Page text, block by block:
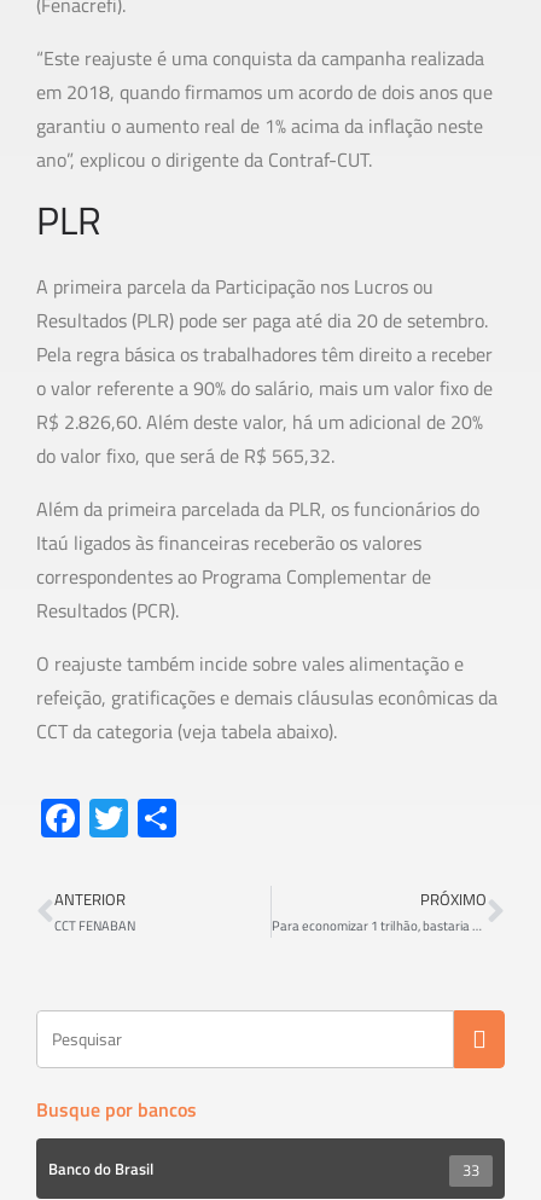
“Este reajuste é uma conquista da campanha realizada
em 2018, quando firmamos um acordo de dois anos que
garantiu o aumento real de 1% acima da inflação neste
ano”, explicou o dirigente da Contraf-CUT.
PLR
A primeira parcela da Participação nos Lucros ou
Resultados (PLR) pode ser paga até dia 20 de setembro.
Pela regra básica os trabalhadores têm direito a receber
o valor referente a 90% do salário, mais um valor fixo de
R$ 2.826,60. Além deste valor, há um adicional de 20%
do valor fixo, que será de R$ 565,32.
Além da primeira parcelada da PLR, os funcionários do
Itaú ligados às financeiras receberão os valores
correspondentes ao Programa Complementar de
Resultados (PCR).
O reajuste também incide sobre vales alimentação e
refeição, gratificações e demais cláusulas econômicas da
CCT da categoria (veja tabela abaixo).
Fa
ce
b
o
T
wi
er
ANTERIOR
CCT FENABAN
PRÓXIMO
Para economizar 1 trilhão, bastaria cortar privilégios do alto escalão dos três poderes
Busque por bancos
Banco do Brasil 33